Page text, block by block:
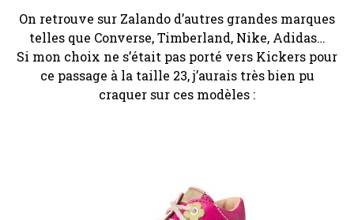
On retrouve sur Zalando d’autres grandes marques
telles que Converse, Timberland, Nike, Adidas…
Si mon choix ne s’était pas porté vers Kickers pour
ce passage à la taille 23, j’aurais très bien pu
craquer sur ces modèles :